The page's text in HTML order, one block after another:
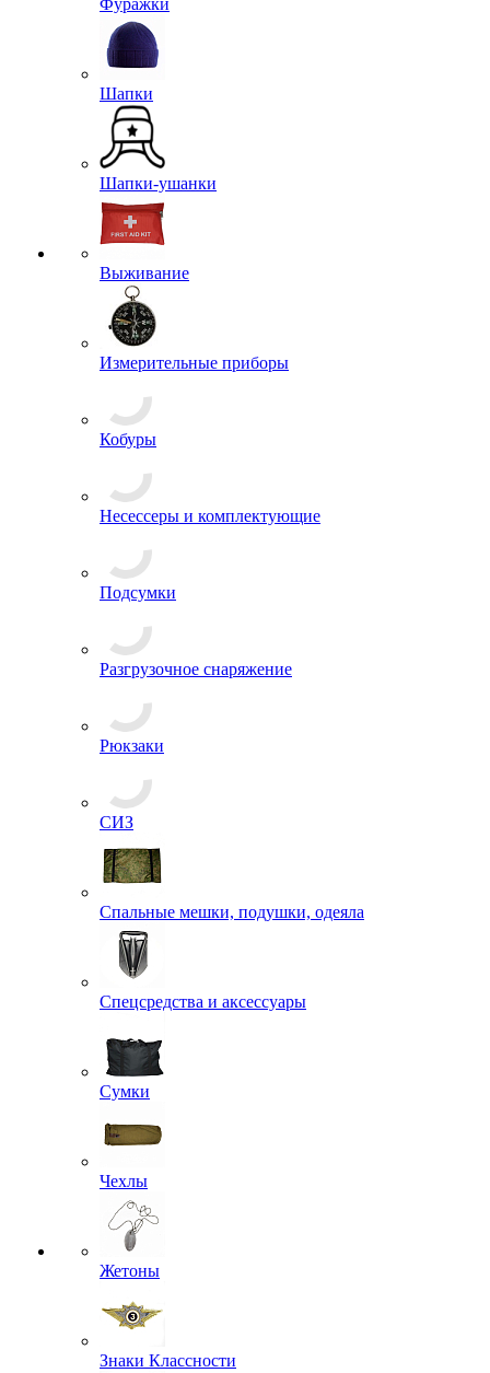
Фуражки
Шапки
Шапки-ушанки
Выживание
Измерительные приборы
Кобуры
Несессеры и комплектующие
Подсумки
Разгрузочное снаряжение
Рюкзаки
СИЗ
Спальные мешки, подушки, одеяла
Спецсредства и аксессуары
Сумки
Чехлы
Жетоны
Знаки Классности